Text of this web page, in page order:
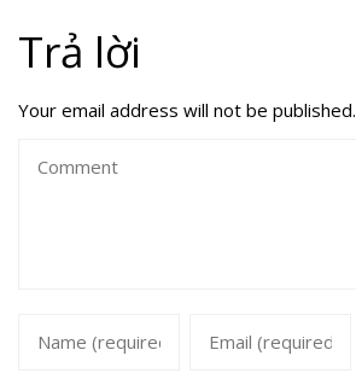
Trả lời
Your email address will not be published.